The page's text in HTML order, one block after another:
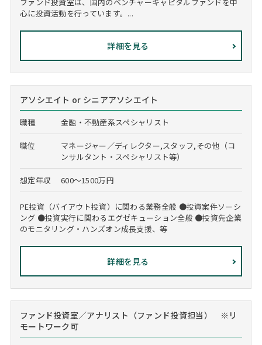
心に投資活動を行っています。...
詳細を見る
アソシエイト or シニアアソシエイト
職種 金融・不動産系スペシャリスト
職位
マネージャー／ディレクター,スタッフ,その他（コ
ンサルタント・スペシャリスト等）
想定年収 600～1500万円
PE投資（バイアウト投資）に関わる業務全般 ●投資案件ソーシ
ング ●投資実行に関わるエグゼキューション全般 ●投資先企業
のモニタリング・ハンズオン成長支援、等
詳細を見る
ファンド投資室／アナリスト（ファンド投資担当） ※リ
モートワーク可